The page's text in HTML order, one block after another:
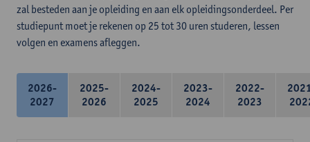
zal besteden aan je opleiding en aan elk opleidingsonderdeel. Per
studiepunt moet je rekenen op 25 tot 30 uren studeren, lessen
volgen en examens afleggen.
2026-
2027
2025-
2026
2024-
2025
2023-
2024
2022-
2023